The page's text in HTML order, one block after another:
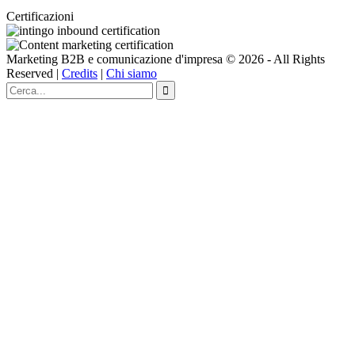
Certificazioni
Marketing B2B e comunicazione d'impresa © 2026 - All Rights
Reserved | Credits | Chi siamo